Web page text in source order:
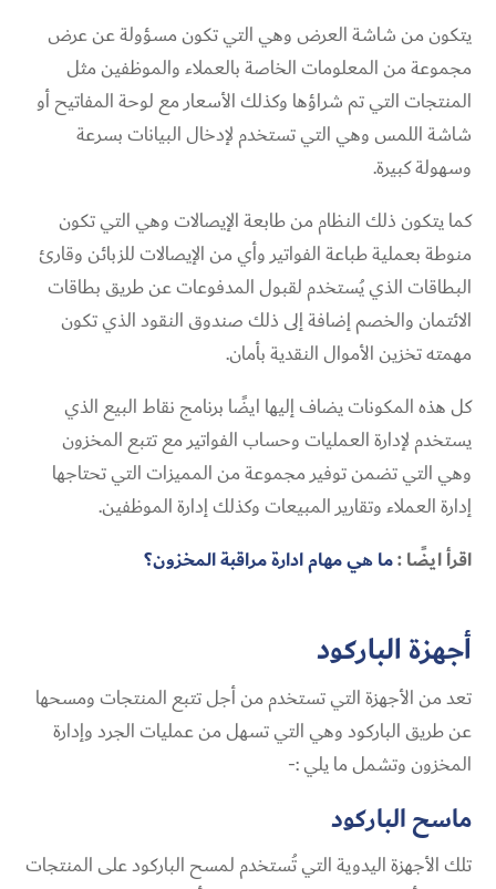
يتكون من شاشة العرض وهي التي تكون مسؤولة عن عرض
مجموعة من المعلومات الخاصة بالعملاء والموظفين مثل
المنتجات التي تم شراؤها وكذلك الأسعار مع لوحة المفاتيح أو
شاشة اللمس وهي التي تستخدم لإدخال البيانات بسرعة
وسهولة كبيرة.
كما يتكون ذلك النظام من طابعة الإيصالات وهي التي تكون
منوطة بعملية طباعة الفواتير وأي من الإيصالات للزبائن وقارئ
البطاقات الذي يُستخدم لقبول المدفوعات عن طريق بطاقات
الائتمان والخصم إضافة إلى ذلك صندوق النقود الذي تكون
مهمته تخزين الأموال النقدية بأمان.
كل هذه المكونات يضاف إليها ايضًا برنامج نقاط البيع الذي
يستخدم لإدارة العمليات وحساب الفواتير مع تتبع المخزون
وهي التي تضمن توفير مجموعة من المميزات التي تحتاجها
إدارة العملاء وتقارير المبيعات وكذلك إدارة الموظفين.
اقرأ ايضًا :ما هي مهام ادارة مراقبة المخزون؟
أجهزة الباركود
تعد من الأجهزة التي تستخدم من أجل تتبع المنتجات ومسحها
عن طريق الباركود وهي التي تسهل من عمليات الجرد وإدارة
المخزون وتشمل ما يلي :-
ماسح الباركود
تلك الأجهزة اليدوية التي تُستخدم لمسح الباركود على المنتجات